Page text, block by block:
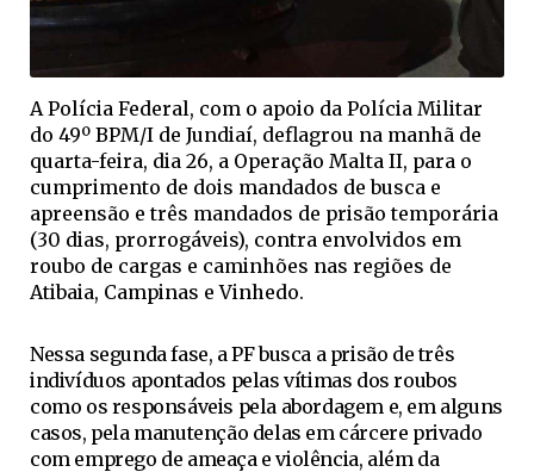
A Polícia Federal, com o apoio da Polícia Militar
do 49º BPM/I de Jundiaí, deflagrou na manhã de
quarta-feira, dia 26, a Operação Malta II, para o
cumprimento de dois mandados de busca e
apreensão e três mandados de prisão temporária
(30 dias, prorrogáveis), contra envolvidos em
roubo de cargas e caminhões nas regiões de
Atibaia, Campinas e Vinhedo.
Nessa segunda fase, a PF busca a prisão de três
indivíduos apontados pelas vítimas dos roubos
como os responsáveis pela abordagem e, em alguns
casos, pela manutenção delas em cárcere privado
com emprego de ameaça e violência, além da